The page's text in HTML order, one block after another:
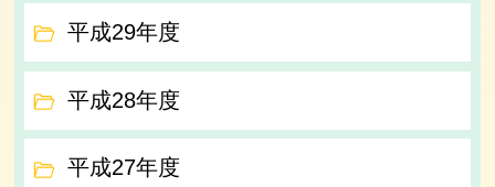
平成29年度
平成28年度
平成27年度